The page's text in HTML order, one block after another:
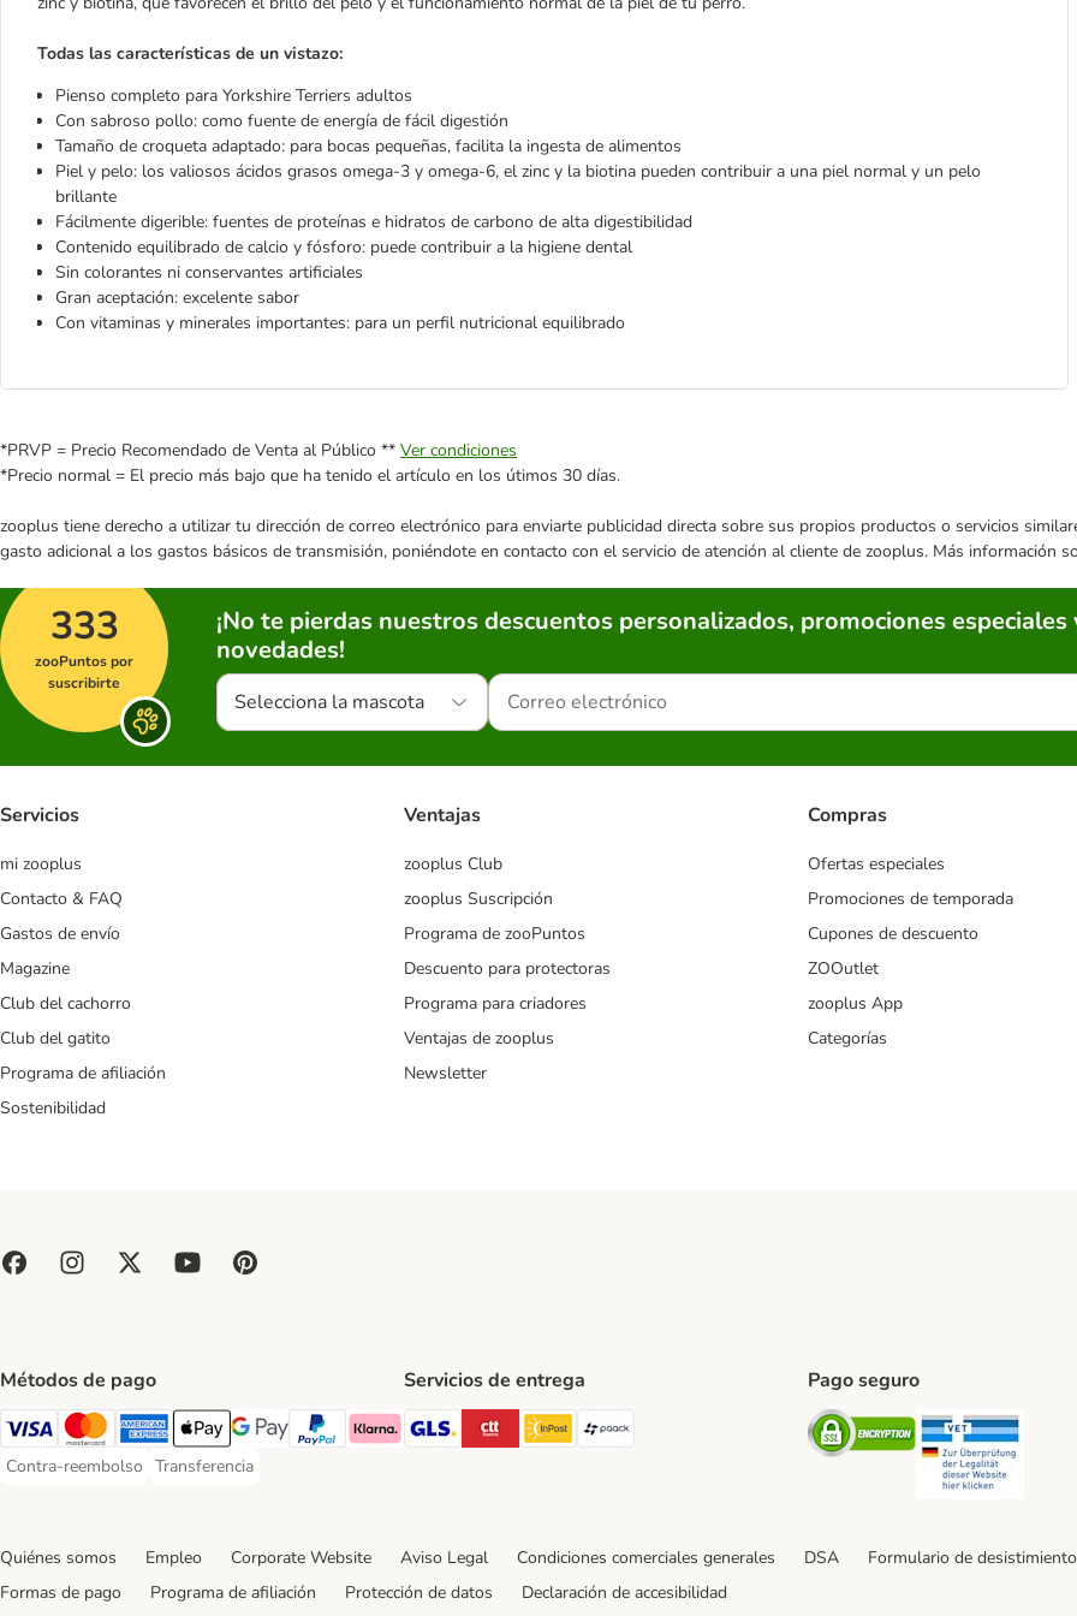
Todas las características de un vistazo:
Pienso completo para Yorkshire Terriers adultos
Con sabroso pollo: como fuente de energía de fácil digestión
Tamaño de croqueta adaptado: para bocas pequeñas, facilita la ingesta de alimentos
Piel y pelo: los valiosos ácidos grasos omega-3 y omega-6, el zinc y la biotina pueden contribuir a una piel normal y un pelo
brillante
Fácilmente digerible: fuentes de proteínas e hidratos de carbono de alta digestibilidad
Contenido equilibrado de calcio y fósforo: puede contribuir a la higiene dental
Sin colorantes ni conservantes artificiales
Gran aceptación: excelente sabor
Con vitaminas y minerales importantes: para un perfil nutricional equilibrado
*PRVP = Precio Recomendado de Venta al Público ** Ver condiciones
*Precio normal = El precio más bajo que ha tenido el artículo en los útimos 30 días.
zooplus tiene derecho a utilizar tu dirección de correo electrónico para enviarte publicidad directa sobre sus propios productos o servicios
gasto adicional a los gastos básicos de transmisión, poniéndote en contacto con el servicio de atención al cliente de zooplus. Más información
333
zooPuntos por
suscribirte
¡No te pierdas nuestros descuentos personalizados, promociones especiales
novedades!
Selecciona la mascota
Servicios
mi zooplus
Contacto & FAQ
Gastos de envío
Magazine
Club del cachorro
Club del gatito
Programa de afiliación
Sostenibilidad
Ventajas
zooplus Club
zooplus Suscripción
Programa de zooPuntos
Descuento para protectoras
Programa para criadores
Ventajas de zooplus
Newsletter
Compras
Ofertas especiales
Promociones de temporada
Cupones de descuento
ZOOutlet
zooplus App
Categorías
Métodos de pago
Visa Payment Method
Mastercard Payment Method
American Express Payment Method
Apple Pay Payment Method
Google Pay Payment Method
PayPal Payment Method
Klarna Payment Method
Contra-reembolso
Contra-reembolso Payment Method
Transferencia
Transferencia Payment Method
Servicios de entrega
GLS Shipping Method
CTTExpress Shipping Method
InPost Shipping Method
paack Shipping Method
Pago seguro
Security
Quiénes somos Empleo Corporate Website Aviso Legal Condiciones comerciales generales DSA
Formulario de desistimiento
Formas de pago
Programa de afiliación Protección de datos Declaración de accesibilidad